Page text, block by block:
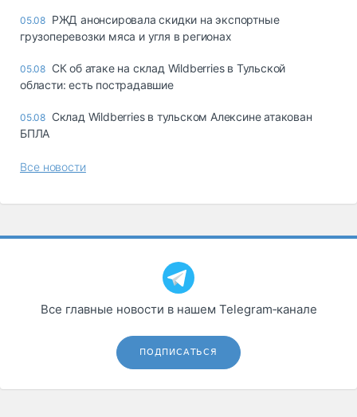
05.08 РЖД анонсировала скидки на экспортные
грузоперевозки мяса и угля в регионах
05.08 СК об атаке на склад Wildberries в Тульской
области: есть пострадавшие
05.08 Склад Wildberries в тульском Алексине атакован
БПЛА
Все новости
Все главные новости в нашем Telegram‑канале
ПОДПИСАТЬСЯ